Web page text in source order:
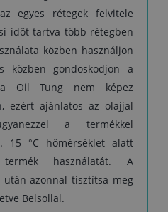
egyes rétegek felvitele
időt tartva több rétegben
közben használjon
közben gondoskodjon a
Oil Tung nem képez
ezért ajánlatos az olajjal
a termékkel
15 °C hőmérséklet alatt
használatát. A
után azonnal tisztítsa meg
Belsollal.